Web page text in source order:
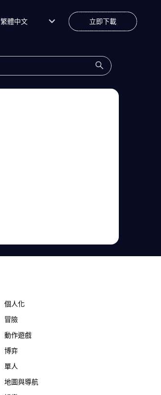
繁體中文 立即下載
個人化
冒險
動作遊戲
博弈
單人
地圖與導航